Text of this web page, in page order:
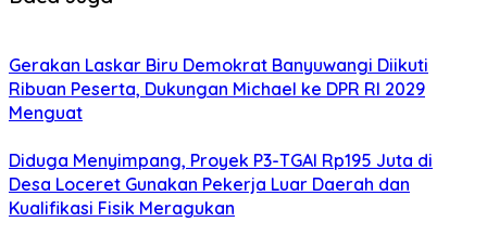
Gerakan Laskar Biru Demokrat Banyuwangi Diikuti
Ribuan Peserta, Dukungan Michael ke DPR RI 2029
Menguat
Diduga Menyimpang, Proyek P3-TGAI Rp195 Juta di
Desa Loceret Gunakan Pekerja Luar Daerah dan
Kualifikasi Fisik Meragukan